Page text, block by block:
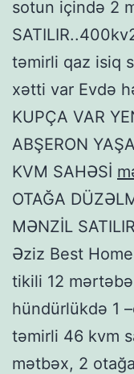
sotun içində 2
təmirli qaz isiq
xətti var Evdə
KUPÇA VAR
ABŞERON
KVM SAHƏSİ
OTAĞA
MƏNZİL
Əziz Best
tikili 12
hündürlükdə 1
təmirli 46 kvm
mətbəx, 2